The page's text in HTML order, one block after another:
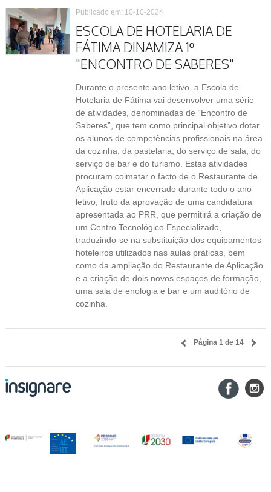
Publicado em: 10-10-2024
ESCOLA DE HOTELARIA DE
FÁTIMA DINAMIZA 1º
"ENCONTRO DE SABERES"
Durante o presente ano letivo, a Escola de
Hotelaria de Fátima vai desenvolver uma série
de atividades, denominadas de “Encontro de
Saberes”, que tem como principal objetivo dotar
os alunos de competências profissionais na área
da cozinha, da pastelaria, do serviço de sala, do
serviço de bar e do turismo. Estas atividades
procuram colmatar o facto de o Restaurante de
Aplicação estar encerrado durante todo o ano
letivo, fruto da aprovação de uma candidatura
apresentada ao PRR, que permitirá a criação de
um Centro Tecnológico Especializado,
traduzindo-se na substituição dos equipamentos
hoteleiros utilizados nas aulas práticas, bem
como da ampliação do Restaurante de Aplicação
e a criação de dois novos espaços de formação,
uma sala de enologia e bar e um auditório de
cozinha.
Página 1 de 14